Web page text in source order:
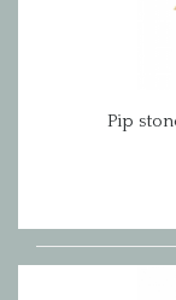
Pip